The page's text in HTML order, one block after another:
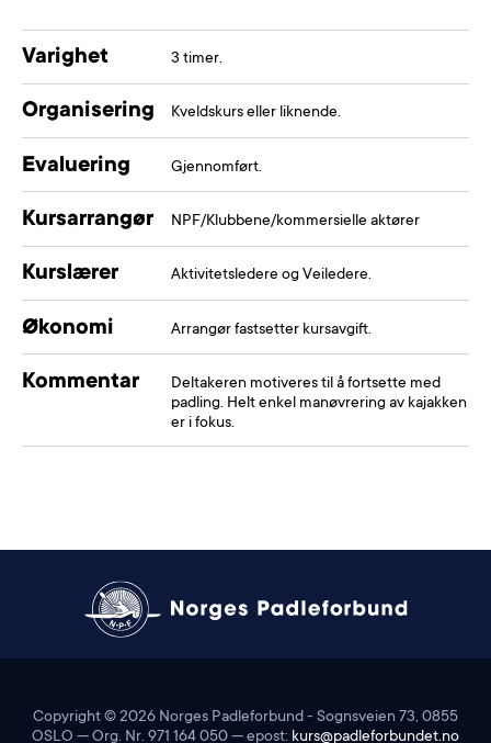
Varighet 3 timer.
Organisering Kveldskurs eller liknende.
Evaluering Gjennomført.
Kursarrangør NPF/Klubbene/kommersielle aktører
Kurslærer Aktivitetsledere og Veiledere.
Økonomi Arrangør fastsetter kursavgift.
Kommentar
Deltakeren motiveres til å fortsette med
padling. Helt enkel manøvrering av kajakken
er i fokus.
Copyright ©2026 Norges Padleforbund - Sognsveien 73, 0855
OSLO — Org. Nr. 971 164 050 — epost: kurs@padleforbundet.no